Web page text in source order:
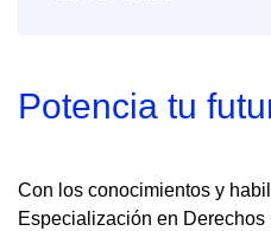
Potencia tu
Con los conocimientos y
Especialización en